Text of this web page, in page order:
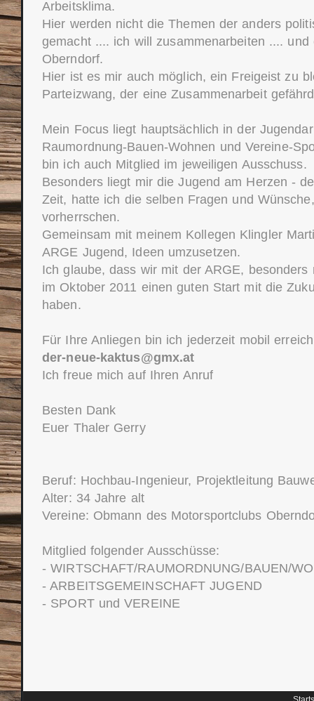
Arbeitsklima.
Hier werden nicht die Themen der anders
gemacht .... ich will zusammenarbeiten ....
Oberndorf.
Hier ist es mir auch möglich, ein Freigeist zu
Parteizwang, der eine Zusammenarbeit
Mein Focus liegt hauptsächlich in der
Raumordnung-Bauen-Wohnen und Vereine-
bin ich auch Mitglied im jeweiligen Ausschuss.
Besonders liegt mir die Jugend am Herzen -
Zeit, hatte ich die selben Fragen und
vorherrschen.
Gemeinsam mit meinem Kollegen Klingler
ARGE Jugend, Ideen umzusetzen.
Ich glaube, dass wir mit der ARGE, besonders
im Oktober 2011 einen guten Start mit die
haben.
Für Ihre Anliegen bin ich jederzeit mobil
der-neue-kaktus@gmx.at
Ich freue mich auf Ihren Anruf
Besten Dank
Euer Thaler Gerry
Beruf: Hochbau-Ingenieur, Projektleitung
Alter: 34 Jahre alt
Vereine: Obmann des Motorsportclubs
Mitglied folgender Ausschüsse:
- WIRTSCHAFT/RAUMORDNUNG/BAUEN/
- ARBEITSGEMEINSCHAFT JUGEND
- SPORT und VEREINE